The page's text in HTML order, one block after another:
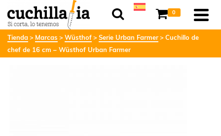
0
Tienda Marcas Wüsthof Serie Urban Farmer
Cuchillo de
chef de 16 cm – Wüsthof Urban Farmer